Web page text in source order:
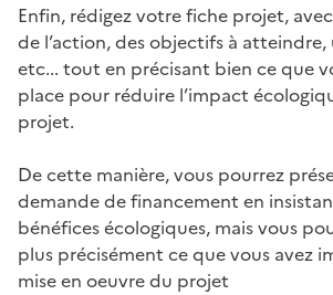
Enfin, rédigez votre fiche projet,
de l’action, des objectifs à
etc... tout en précisant bien ce que
place pour réduire l’impact
projet.
De cette manière, vous pourrez
demande de financement en
bénéfices écologiques, mais vous
plus précisément ce que vous avez
mise en oeuvre du projet